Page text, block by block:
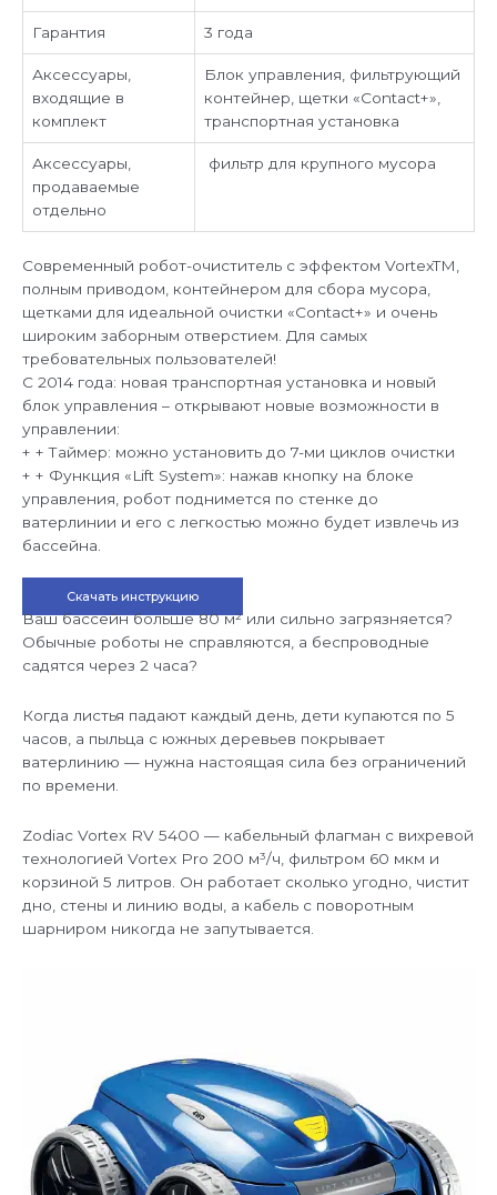
Гарантия 3 года
Аксессуары,
входящие в
комплект
Блок управления, фильтрующий
контейнер, щетки «Contact+»,
транспортная установка
Аксессуары,
продаваемые
отдельно
фильтр для крупного мусора
Современный робот-очиститель с эффектом VortexTM,
полным приводом, контейнером для сбора мусора,
щетками для идеальной очистки «Contact+» и очень
широким заборным отверстием. Для самых
требовательных пользователей!
С 2014 года: новая транспортная установка и новый
блок управления – открывают новые возможности в
управлении:
+ + Таймер: можно установить до 7-ми циклов очистки
+ + Функция «Lift System»: нажав кнопку на блоке
управления, робот поднимется по стенке до
ватерлинии и его с легкостью можно будет извлечь из
бассейна.
Скачать инструкцию
Ваш бассейн больше 80 м² или сильно загрязняется?
Обычные роботы не справляются, а беспроводные
садятся через 2 часа?
Когда листья падают каждый день, дети купаются по 5
часов, а пыльца с южных деревьев покрывает
ватерлинию — нужна настоящая сила без ограничений
по времени.
Zodiac Vortex RV 5400 — кабельный флагман с вихревой
технологией Vortex Pro 200 м³/ч, фильтром 60 мкм и
корзиной 5 литров. Он работает сколько угодно, чистит
дно, стены и линию воды, а кабель с поворотным
шарниром никогда не запутывается.